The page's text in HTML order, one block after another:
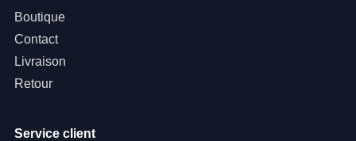
Boutique
Contact
Livraison
Retour
Service client